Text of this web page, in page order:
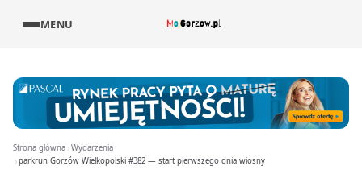
MENU
Strona główna Wydarzenia
parkrun Gorzów Wielkopolski #382 — start pierwszego dnia wiosny